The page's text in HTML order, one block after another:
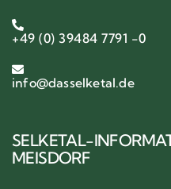
+49 (0) 39484 7791 -0
info@dasselketal.de
SELKETAL-
MEISDORF